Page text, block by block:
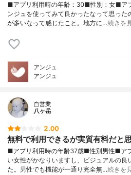
■アプリ利用時の年齢：30■性別：女■ア
ンジュを使ってみて良かったなって思った
が多いなって感じたこと。地方に…続きを
アンジュ
アンジュ
自営業
八ヶ岳
2.00
無料で利用できるが実質有料だと
■アプリ利用時の年齢37歳■性別男性■ア
い女性がかなりいますし、ビジュアルの良
た。男性でも機能が一通り完全無…続きを